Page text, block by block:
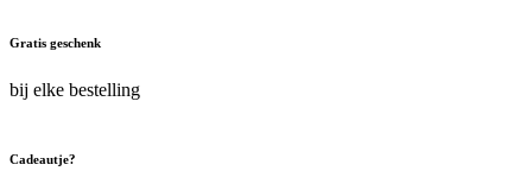
Gratis geschenk
bij elke bestelling
Cadeautje?